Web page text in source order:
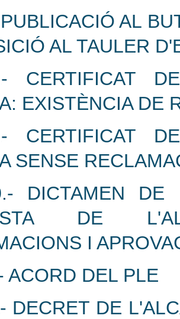
AL
AL TAULER
CERTIFICAT
EXISTÈNCIA DE
CERTIFICAT
SENSE
DICTAMEN DE
DE
I
ACORD DEL PLE
DECRET DE